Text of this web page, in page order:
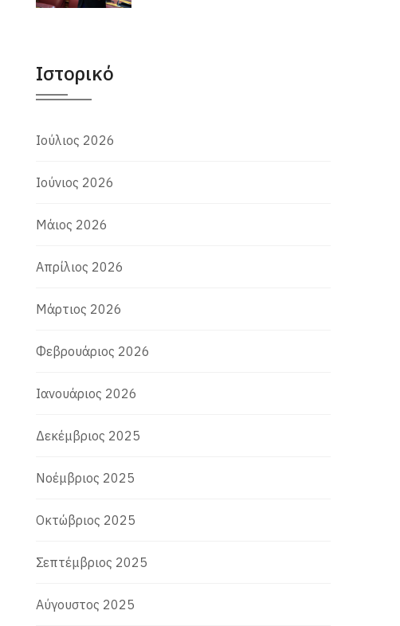
Ιστορικό
Ιούλιος 2026
Ιούνιος 2026
Μάιος 2026
Απρίλιος 2026
Μάρτιος 2026
Φεβρουάριος 2026
Ιανουάριος 2026
Δεκέμβριος 2025
Νοέμβριος 2025
Οκτώβριος 2025
Σεπτέμβριος 2025
Αύγουστος 2025